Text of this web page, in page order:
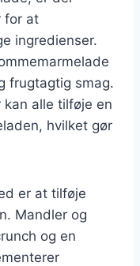
for at
ingredienser.
frugtagtig smag.
alle tilføje en
hvilket gør
er at tilføje
Mandler og
og en